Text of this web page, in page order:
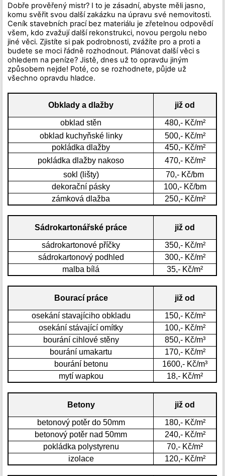
Dobře prověřený mistr? I to je zásadní, abyste měli jasno,
komu svěřit svou další zakázku na úpravu své nemovitosti.
Ceník stavebních prací bez materiálu je zřetelnou odpovědí
všem, kdo zvažují další rekonstrukci, novou pergolu nebo
jiné věci. Zjistíte si pak podrobnosti, zvážíte pro a proti a
budete se moci řádně rozhodnout. Plánovat další věci s
ohledem na peníze? Jistě, dnes už to opravdu jiným
způsobem nejde! Poté, co se rozhodnete, půjde už
všechno opravdu hladce.
Obklady a dlažby již od
obklad stěn
480,- Kč/m²
obklad kuchyňské linky
500,- Kč/m²
pokládka dlažby
450,- Kč/m²
pokládka dlažby nakoso
470,- Kč/m²
sokl (lišty)
70,- Kč/bm
dekorační pásky
100,- Kč/bm
zámková dlažba
250,- Kč/m²
Sádrokartonářské práce již od
sádrokartonové příčky
350,- Kč/m²
sádrokartonový podhled
300,- Kč/m²
malba bílá
35,- Kč/m²
Bourací práce již od
osekání stavajíciho obkladu
150,- Kč/m²
osekání stávající omítky
100,- Kč/m²
bourání cihlové stěny
850,- Kč/m³
bourání umakartu
170,- Kč/m²
bourání betonu
1600,- Kč/m³
mytí wapkou
18,- Kč/m²
Betony již od
betonový potěr do 50mm
180,- Kč/m²
betonový potěr nad 50mm
240,- Kč/m²
pokládka polystyrenu
70,- Kč/m²
izolace
120,- Kč/m²